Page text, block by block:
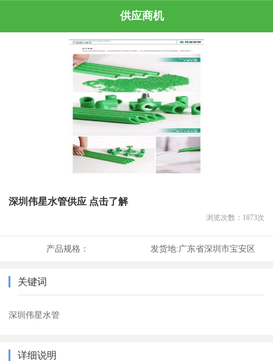
供应商机
深圳伟星水管供应 点击了解
浏览次数： 1873次
产品规格： 发货地:广东省深圳市宝安区
关键词
深圳伟星水管
详细说明